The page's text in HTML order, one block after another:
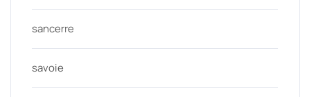
sancerre
savoie